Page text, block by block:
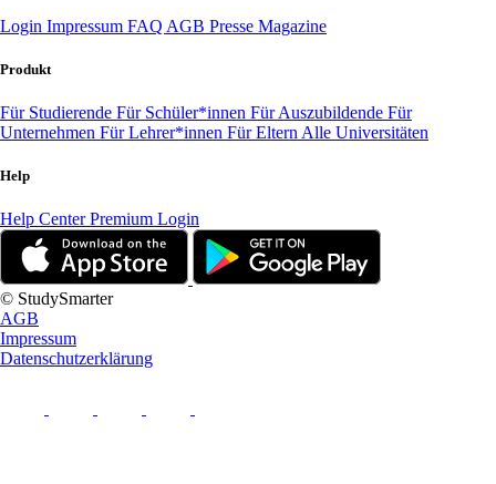
Login Impressum FAQ AGB Presse Magazine
Produkt
Für Studierende Für Schüler*innen Für Auszubildende Für
Unternehmen Für Lehrer*innen Für Eltern Alle Universitäten
Help
Help CenterPremium Login
© StudySmarter
AGB
Impressum
Datenschutzerklärung